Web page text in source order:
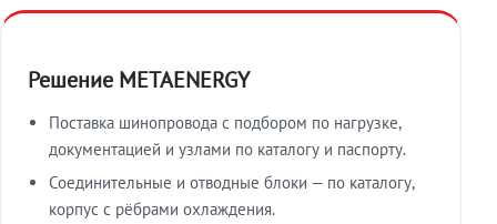
Решение METAENERGY
Поставка шинопровода с подбором по нагрузке,
документацией и узлами по каталогу и паспорту.
Соединительные и отводные блоки — по каталогу,
корпус с рёбрами охлаждения.